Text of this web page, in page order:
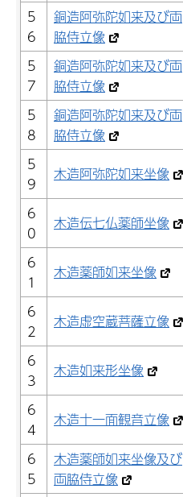
5
6
銅造阿弥陀如来及び両
脇侍立像
5
7
銅造阿弥陀如来及び両
脇侍立像
5
8
銅造阿弥陀如来及び両
脇侍立像
5
9
木造阿弥陀如来坐像
6
0
木造伝七仏薬師坐像
6
1
木造薬師如来坐像
6
2
木造虚空蔵菩薩立像
6
3
木造如来形坐像
6
4
木造十一面観音立像
6
5
木造薬師如来坐像及び
両脇侍立像